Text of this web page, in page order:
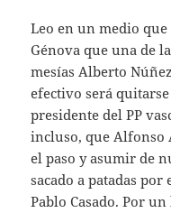
Leo en un medio
Génova que una de
mesías Alberto
efectivo será
presidente del PP
incluso, que Alfonso
el paso y asumir de
sacado a patadas
Pablo Casado. Por